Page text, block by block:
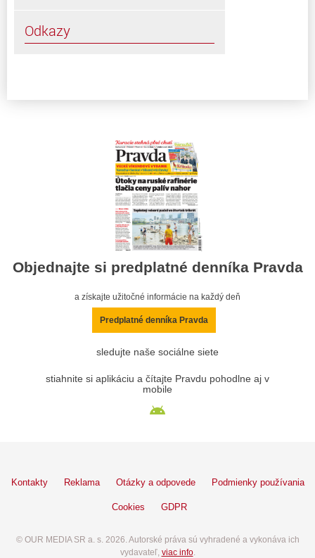
Odkazy
Objednajte si predplatné denníka Pravda
a získajte užitočné informácie na každý deň
Predplatné denníka Pravda
sledujte naše sociálne siete
stiahnite si aplikáciu a čítajte Pravdu pohodlne aj v
mobile
Kontakty Reklama Otázky a odpovede Podmienky používania
Cookies GDPR
© OUR MEDIA SR a. s. 2026. Autorské práva sú vyhradené a vykonáva ich
vydavateľ, viac info.